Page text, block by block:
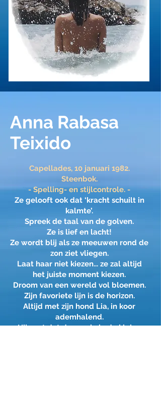
Anna Rabasa
Teixido
Capellades, 10 januari 1982.
Steenbok.
- Spelling- en stijlcontrole. -
Ze gelooft ook dat ‘kracht schuilt in
kalmte’.
Spreek de taal van de golven.
Ze is lief en lacht!
Ze wordt blij als ze meeuwen rond de
zon ziet vliegen.
Laat haar niet kiezen... ze zal altijd
het juiste moment kiezen.
Droom van een wereld vol bloemen.
Zijn favoriete lijn is de horizon.
Altijd met zijn hond Lia, in koor
ademhalend.
Hij zegt dat de magie in de kleine